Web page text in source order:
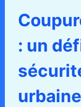
: un
urbaine